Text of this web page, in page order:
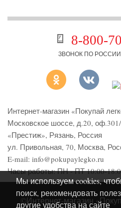
8-800-
ЗВОНОК ПО
Интернет-магазин «Покупай
Московское шоссе, д.20,
«Престиж», Рязань, Россия
ул. Привольная, 70, Москва,
E-mail: info@pokupaylegko.ru
Часы работы:ПН - ПТ 10:00-
©Интернет-магазин
Мы используем cookies,
поиск, рекомендовать
другие удобства на сайте